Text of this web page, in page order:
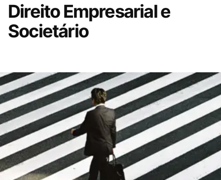
Direito Empresarial e
Societário